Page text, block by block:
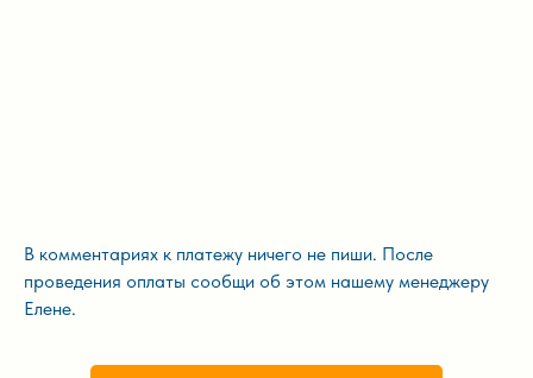
В комментариях к платежу ничего не пиши. После
проведения оплаты сообщи об этом нашему менеджеру
Елене.